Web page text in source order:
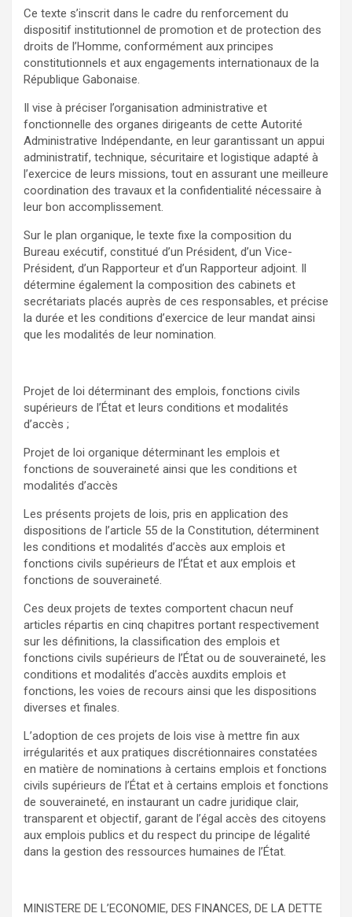
Ce texte s’inscrit dans le cadre du renforcement du
dispositif institutionnel de promotion et de protection des
droits de l’Homme, conformément aux principes
constitutionnels et aux engagements internationaux de la
République Gabonaise.
Il vise à préciser l’organisation administrative et
fonctionnelle des organes dirigeants de cette Autorité
Administrative Indépendante, en leur garantissant un appui
administratif, technique, sécuritaire et logistique adapté à
l’exercice de leurs missions, tout en assurant une meilleure
coordination des travaux et la confidentialité nécessaire à
leur bon accomplissement.
Sur le plan organique, le texte fixe la composition du
Bureau exécutif, constitué d’un Président, d’un Vice-
Président, d’un Rapporteur et d’un Rapporteur adjoint. Il
détermine également la composition des cabinets et
secrétariats placés auprès de ces responsables, et précise
la durée et les conditions d’exercice de leur mandat ainsi
que les modalités de leur nomination.
Projet de loi déterminant des emplois, fonctions civils
supérieurs de l’État et leurs conditions et modalités
d’accès ;
Projet de loi organique déterminant les emplois et
fonctions de souveraineté ainsi que les conditions et
modalités d’accès
Les présents projets de lois, pris en application des
dispositions de l’article 55 de la Constitution, déterminent
les conditions et modalités d’accès aux emplois et
fonctions civils supérieurs de l’État et aux emplois et
fonctions de souveraineté.
Ces deux projets de textes comportent chacun neuf
articles répartis en cinq chapitres portant respectivement
sur les définitions, la classification des emplois et
fonctions civils supérieurs de l’État ou de souveraineté, les
conditions et modalités d’accès auxdits emplois et
fonctions, les voies de recours ainsi que les dispositions
diverses et finales.
L’adoption de ces projets de lois vise à mettre fin aux
irrégularités et aux pratiques discrétionnaires constatées
en matière de nominations à certains emplois et fonctions
civils supérieurs de l’État et à certains emplois et fonctions
de souveraineté, en instaurant un cadre juridique clair,
transparent et objectif, garant de l’égal accès des citoyens
aux emplois publics et du respect du principe de légalité
dans la gestion des ressources humaines de l’État.
MINISTERE DE L’ECONOMIE, DES FINANCES, DE LA DETTE